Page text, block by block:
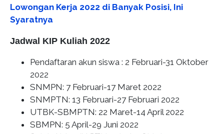
Lowongan Kerja 2022 di Banyak Posisi, Ini
Syaratnya
Jadwal KIP Kuliah 2022
Pendaftaran akun siswa : 2 Februari-31 Oktober
2022
SNMPN: 7 Februari-17 Maret 2022
SNMPTN: 13 Februari-27 Februari 2022
UTBK-SBMPTN: 22 Maret-14 April 2022
SBMPN: 5 April-29 Juni 2022